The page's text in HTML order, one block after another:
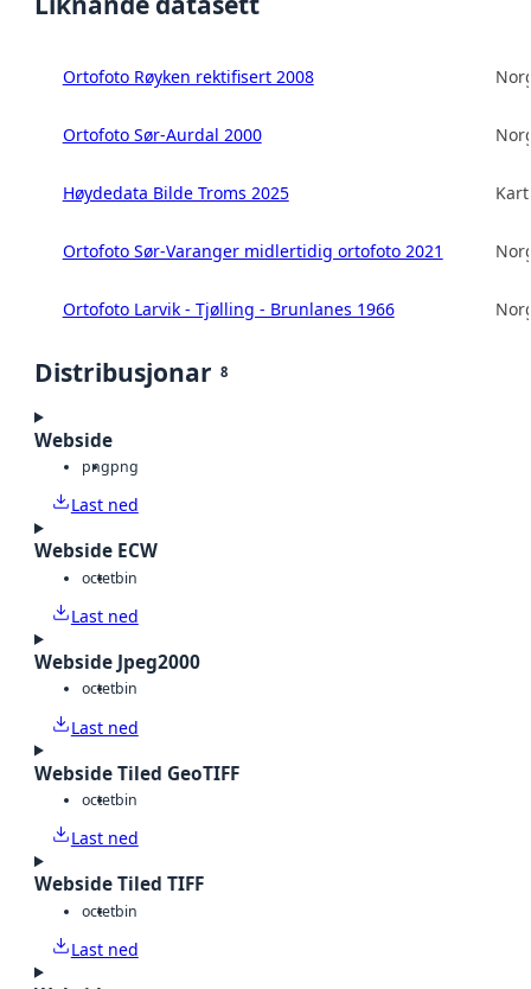
Ortofoto Røyken rektifisert 2008
Ortofoto Sør-Aurdal 2000
Høydedata Bilde Troms 2025
Ortofoto Sør-Varanger midlertidig ortofoto 2021
Ortofoto Larvik - Tjølling - Brunlanes 1966
Distribusjonar 8
Webside
pngpng
Last ned
Webside ECW
octetbin
Last ned
Webside Jpeg2000
octetbin
Last ned
Webside Tiled GeoTIFF
octetbin
Last ned
Webside Tiled TIFF
octetbin
Last ned